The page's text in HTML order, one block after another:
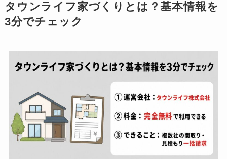
タウンライフ家づくりとは？基本情報を
3分でチェック